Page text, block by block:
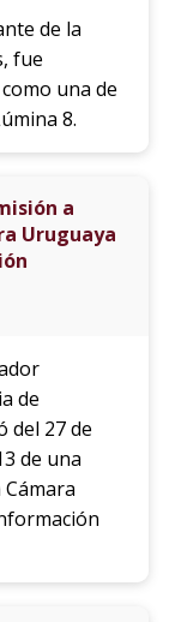
de la
fue
una de
8.
a
Uruguaya
de
del 27 de
de una